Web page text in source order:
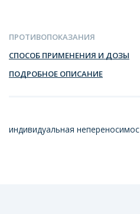
ПРОТИВОПОКАЗАНИЯ
СПОСОБ ПРИМЕНЕНИЯ И ДОЗЫ
ПОДРОБНОЕ ОПИСАНИЕ
индивидуальная